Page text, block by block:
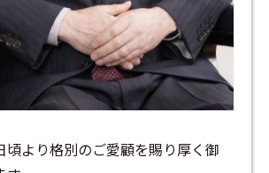
より格別のご愛顧を賜り厚く御